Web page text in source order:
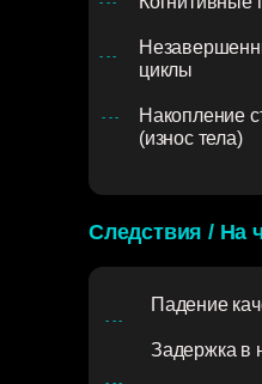
- - -
- - -
- - -
циклы
Накопление
(износ тела)
Падение
Задержка в
Следствия / На